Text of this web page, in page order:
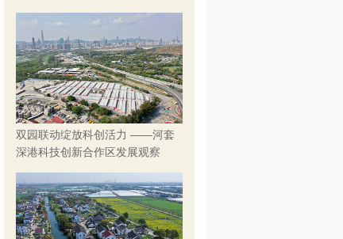
双园联动绽放科创活力 ——河套
深港科技创新合作区发展观察